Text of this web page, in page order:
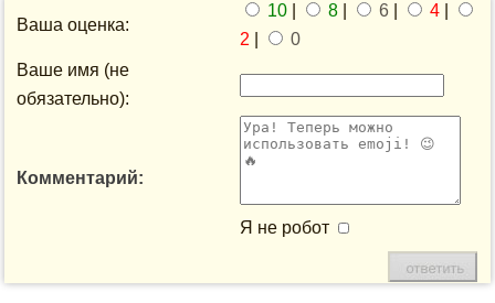
Ваша оценка:
10 8 6 4
2
0
Ваше имя (не
обязательно):
Комментарий:
Я не робот